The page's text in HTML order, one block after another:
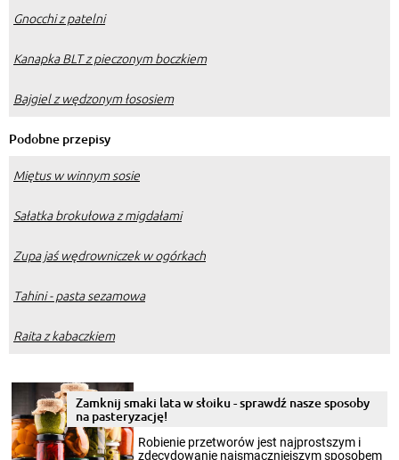
Gnocchi z patelni
Kanapka BLT z pieczonym boczkiem
Bajgiel z wędzonym łososiem
Podobne przepisy
Miętus w winnym sosie
Sałatka brokułowa z migdałami
Zupa jaś wędrowniczek w ogórkach
Tahini - pasta sezamowa
Raita z kabaczkiem
Zamknij smaki lata w słoiku - sprawdź nasze sposoby
na pasteryzację!
Robienie przetworów jest najprostszym i
zdecydowanie najsmaczniejszym sposobem